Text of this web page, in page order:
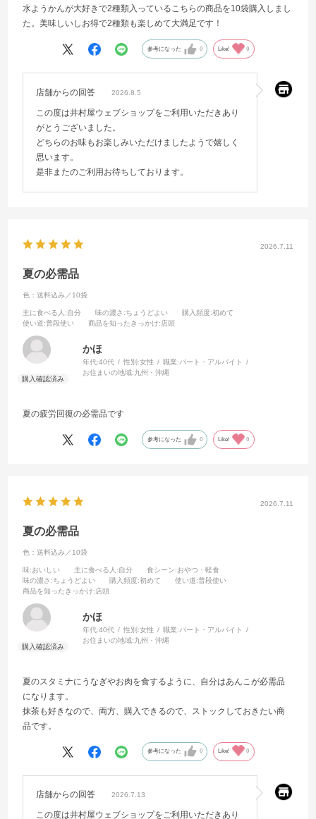
水ようかんが大好きで2種類入っているこちらの商品を10袋購入しまし
た。美味しいしお得で2種類も楽しめて大満足です！
参考になった 0 Like! 0
店舗からの回答 2026.8.5
この度は井村屋ウェブショップをご利用いただきあり
がとうございました。
どちらのお味もお楽しみいただけましたようで嬉しく
思います。
是非またのご利用お待ちしております。
2026.7.11
夏の必需品
色：送料込み／10袋
主に食べる人 :自分 味の濃さ :ちょうどよい 購入頻度:初めて
使い道:普段使い 商品を知ったきっかけ:店頭
かほ
年代:40代 性別:女性 職業:パート・アルバイト
お住まいの地域:九州・沖縄
夏の疲労回復の必需品です
参考になった 0 Like! 0
2026.7.11
夏の必需品
色：送料込み／10袋
味:おいしい 主に食べる人 :自分 食シーン:おやつ・軽食
味の濃さ :ちょうどよい 購入頻度:初めて 使い道:普段使い
商品を知ったきっかけ:店頭
かほ
年代:40代 性別:女性 職業:パート・アルバイト
お住まいの地域:九州・沖縄
夏のスタミナにうなぎやお肉を食するように、自分はあんこが必需品
になります。
抹茶も好きなので、両方、購入できるので、ストックしておきたい商
品です。
参考になった 0 Like! 0
店舗からの回答 2026.7.13
この度は井村屋ウェブショップをご利用いただきあり